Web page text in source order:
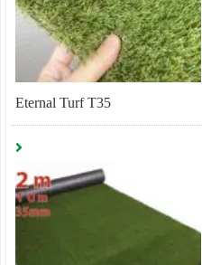
Eternal Turf T35